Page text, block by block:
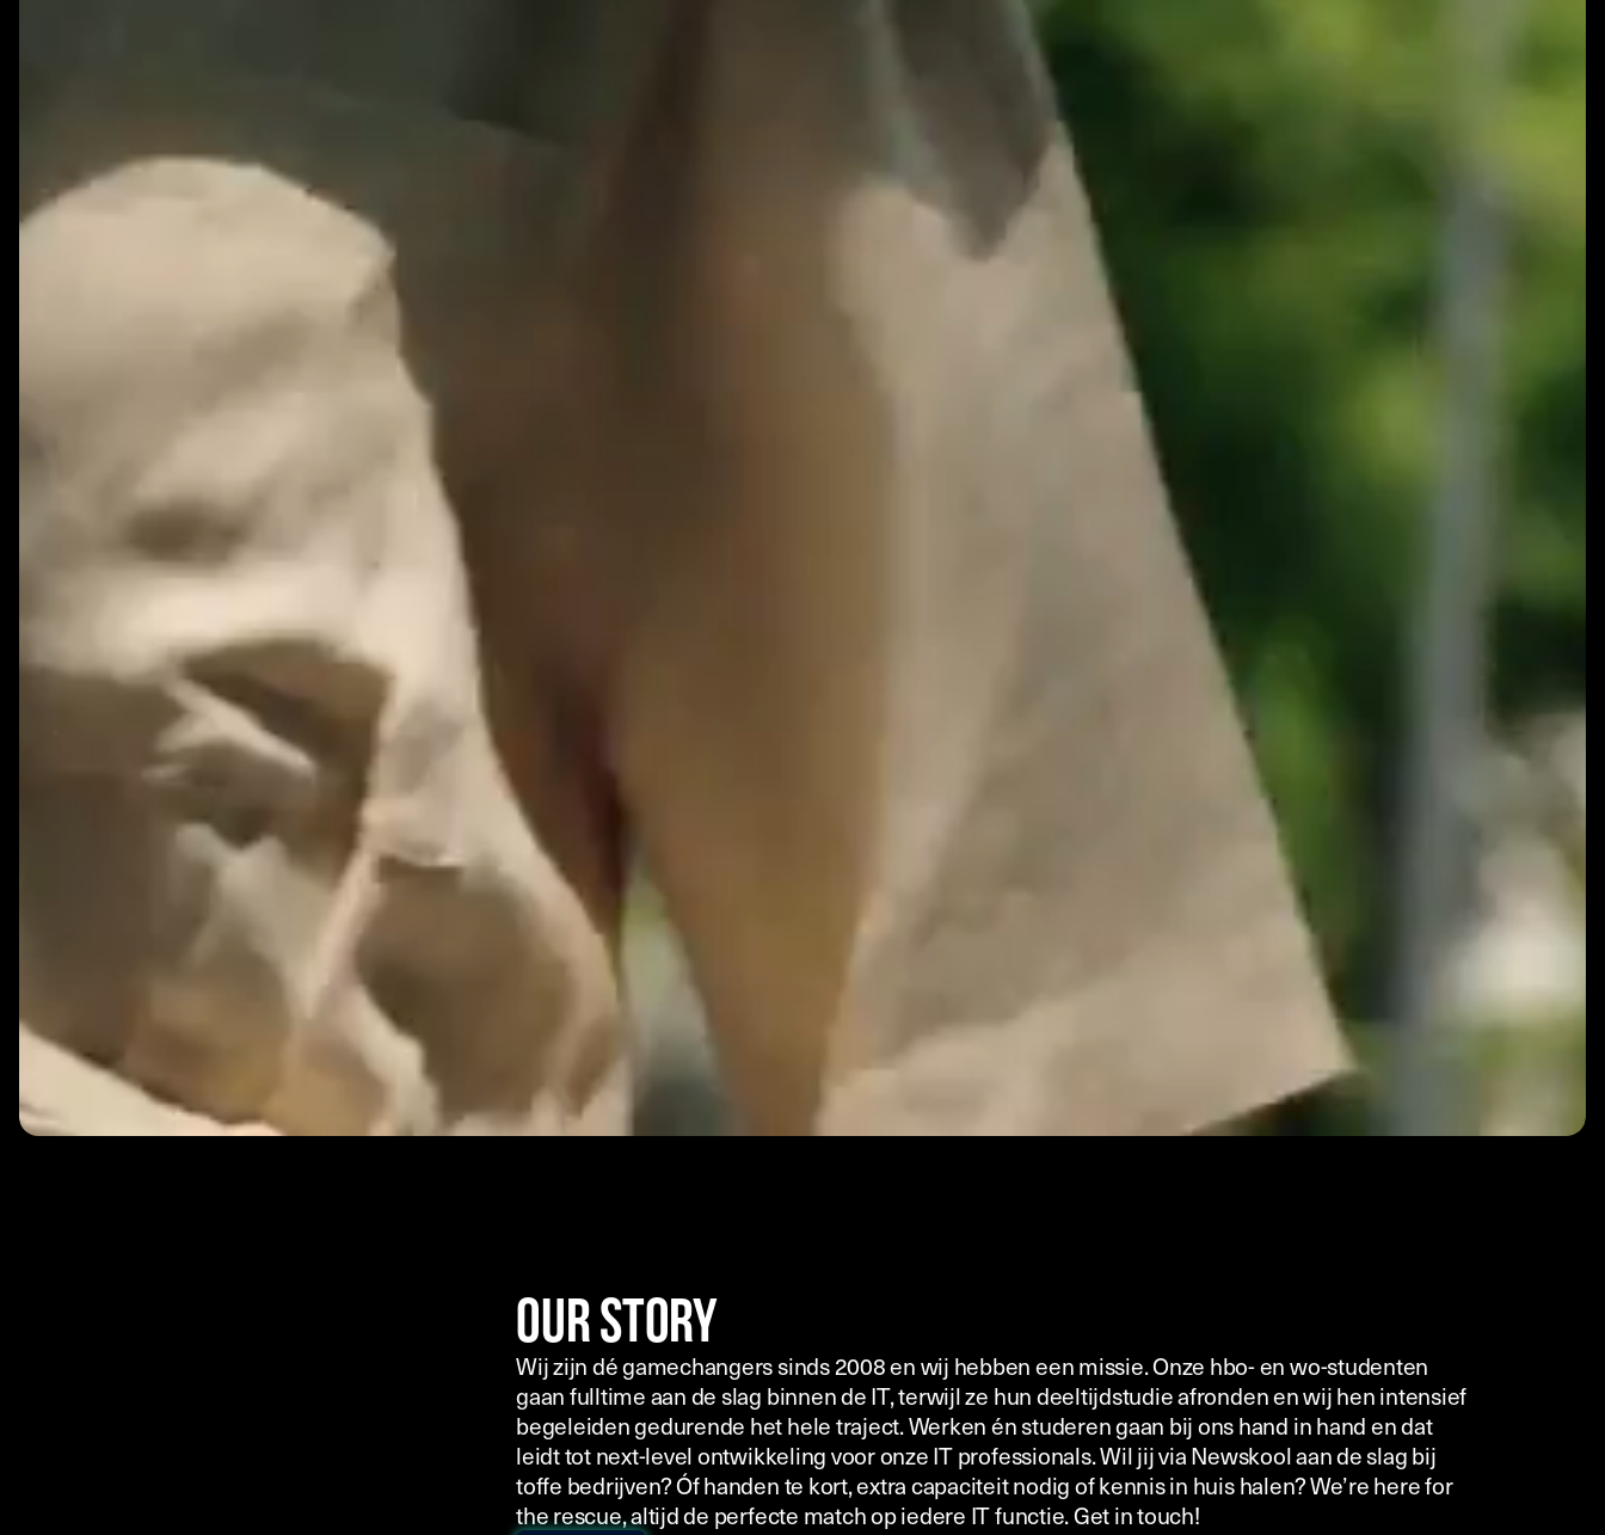
Our story
Wij zijn dé gamechangers sinds 2008 en wij hebben een missie. Onze hbo- en wo-studenten
gaan fulltime aan de slag binnen de IT, terwijl ze hun deeltijdstudie afronden en wij hen intensief
begeleiden gedurende het hele traject. Werken én studeren gaan bij ons hand in hand en dat
leidt tot next-level ontwikkeling voor onze IT professionals. Wil jij via Newskool aan de slag bij
toffe bedrijven? Óf handen te kort, extra capaciteit nodig of kennis in huis halen? We’re here for
the rescue, altijd de perfecte match op iedere IT functie. Get in touch!